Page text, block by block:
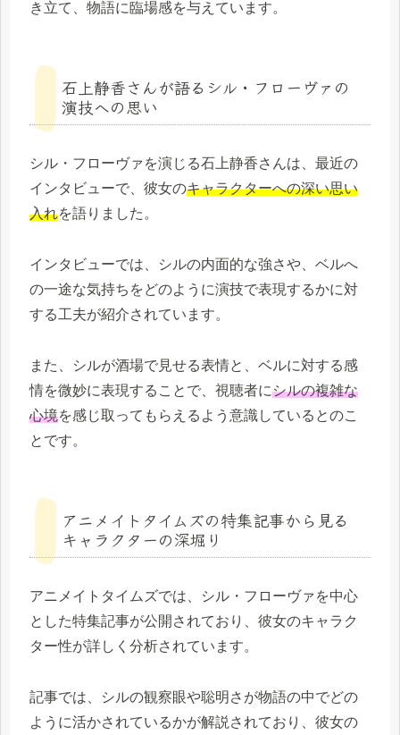
き立て、物語に臨場感を与えています。
石上静香さんが語るシル・フローヴァの
演技への思い
シル・フローヴァを演じる石上静香さんは、最近の
インタビューで、彼女のキャラクターへの深い思い
入れを語りました。
インタビューでは、シルの内面的な強さや、ベルへ
の一途な気持ちをどのように演技で表現するかに対
する工夫が紹介されています。
また、シルが酒場で見せる表情と、ベルに対する感
情を微妙に表現することで、視聴者にシルの複雑な
心境を感じ取ってもらえるよう意識しているとのこ
とです。
アニメイトタイムズの特集記事から見る
キャラクターの深堀り
アニメイトタイムズでは、シル・フローヴァを中心
とした特集記事が公開されており、彼女のキャラク
ター性が詳しく分析されています。
記事では、シルの観察眼や聡明さが物語の中でどの
ように活かされているかが解説されており、彼女の